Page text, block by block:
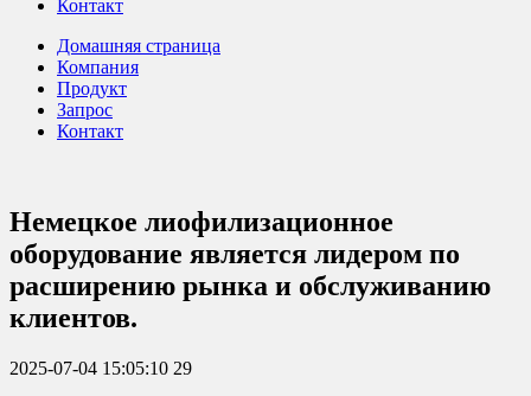
Контакт
Домашняя страница
Компания
Продукт
Запрос
Контакт
Немецкое лиофилизационное
оборудование является лидером по
расширению рынка и обслуживанию
клиентов.
2025-07-04 15:05:10 29